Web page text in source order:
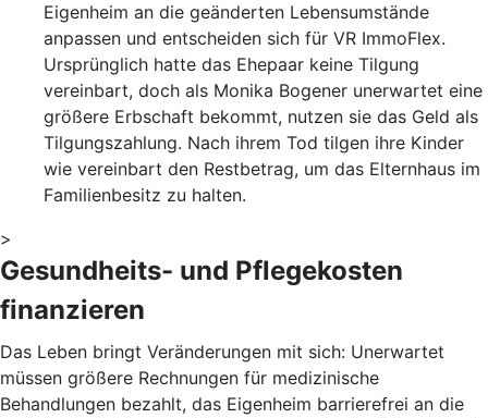
Eigenheim an die geänderten Lebensumstände
anpassen und entscheiden sich für VR ImmoFlex.
Ursprünglich hatte das Ehepaar keine Tilgung
vereinbart, doch als Monika Bogener unerwartet eine
größere Erbschaft bekommt, nutzen sie das Geld als
Tilgungszahlung. Nach ihrem Tod tilgen ihre Kinder
wie vereinbart den Restbetrag, um das Elternhaus im
Familienbesitz zu halten.
>
Gesundheits- und Pflegekosten
finanzieren
Das Leben bringt Veränderungen mit sich: Unerwartet
müssen größere Rechnungen für medizinische
Behandlungen bezahlt, das Eigenheim barrierefrei an die